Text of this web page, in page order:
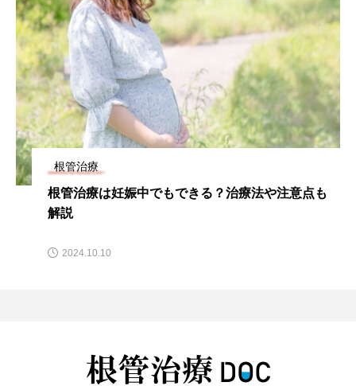
根管治療
根管治療は妊娠中でもできる？治療法や注意点も
解説
2024.10.10